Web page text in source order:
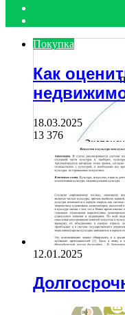
Покупка
Как
18.03.2025
13 376
12.01.2025